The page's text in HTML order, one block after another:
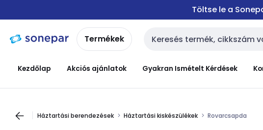
navigációhoztartalomra
Töltse le a
Termékek Keresési bemenet
Kezdőlap Akciós ajánlatok Gyakran Ismételt Kérdések
Háztartási berendezések Háztartási kiskészülékek Rovarcsapda